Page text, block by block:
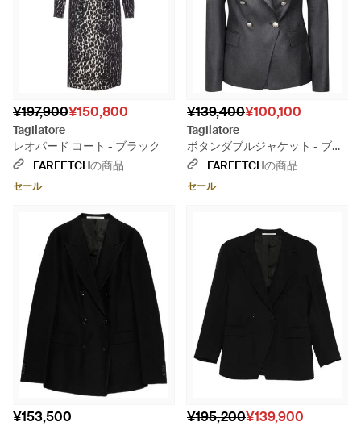
¥197,900¥150,800
Tagliatore
レオパード コート - ブラック
FARFETCHの商品
セール
¥139,400¥100,100
Tagliatore
ボタンダブルジャケット - ブラ
ックFARFETCHの商品
セール
¥153,500 ¥195,200¥139,900